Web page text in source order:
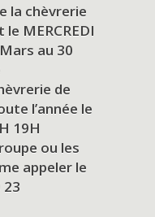
la chèvrerie
MERCREDI
au 30
de
l’année le
19H
ou les
appeler le
23